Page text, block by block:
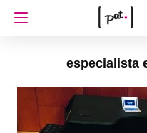
especialista